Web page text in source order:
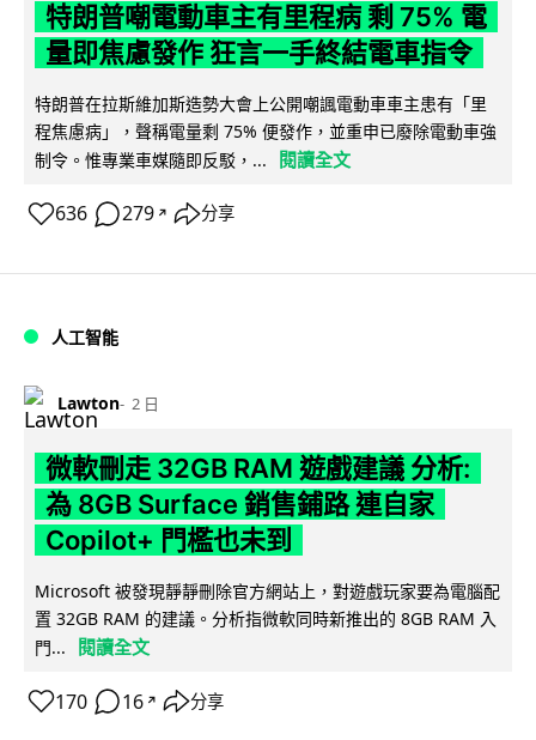
特朗普嘲電動車主有里程病 剩 75% 電
量即焦慮發作 狂言一手終結電車指令
特朗普在拉斯維加斯造勢大會上公開嘲諷電動車車主患有「里
程焦慮病」，聲稱電量剩 75% 便發作，並重申已廢除電動車強
制令。惟專業車媒隨即反駁，...
閱讀全文
636 279 ↗ 分享
人工智能
Lawton 2 日
微軟刪走 32GB RAM 遊戲建議 分析:
為 8GB Surface 銷售鋪路 連自家
Copilot+ 門檻也未到
Microsoft 被發現靜靜刪除官方網站上，對遊戲玩家要為電腦配
置 32GB RAM 的建議。分析指微軟同時新推出的 8GB RAM 入
門...
閱讀全文
170 16 ↗ 分享